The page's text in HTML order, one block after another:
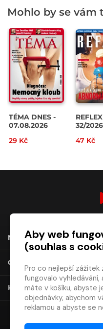
Mohlo by se vám
TÉMA DNES -
07.08.2026
29 Kč
32/2026
47 Kč
NÁKUP
O SPOLEČNOSTI
KONTAKT
Aby web
(souhlas s
Pro co nejlepší
fungovalo
máte v košíku, abyste
objednávky, abychom
reklamou a abyste se